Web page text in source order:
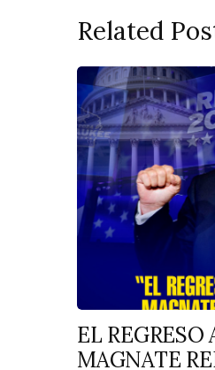
Related
EL REGRESO
MAGNATE